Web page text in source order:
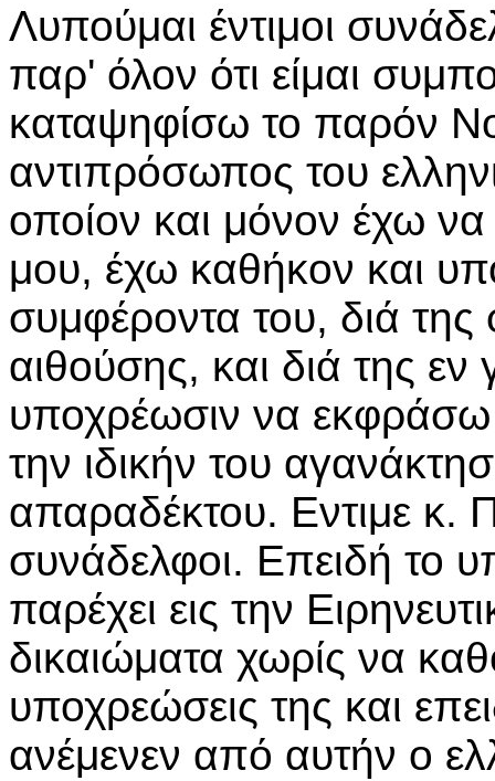
Λυπούμαι έντιμοι
παρ' όλον ότι είμαι
καταψηφίσω το παρόν
αντιπρόσωπος του
οποίον και μόνον έχω
μου, έχω καθήκον και
συμφέροντα του, διά
αιθούσης, και διά της
υποχρέωσιν να εκφράσω
την ιδικήν του
απαραδέκτου. Εντιμε κ.
συνάδελφοι. Επειδή το
παρέχει εις την
δικαιώματα χωρίς να
υποχρεώσεις της και
ανέμενεν από αυτήν ο